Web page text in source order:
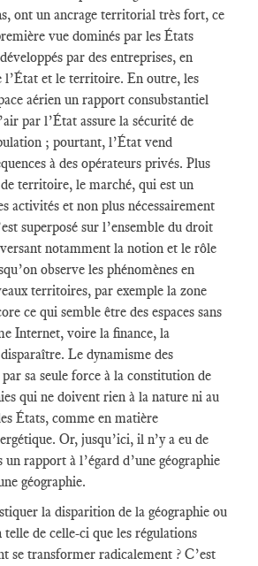
ont un ancrage territorial très fort, ce
vue dominés par les États
par des entreprises, en
l’État et le territoire. En outre, les
aérien un rapport consubstantiel
par l’État assure la sécurité de
; pourtant, l’État vend
à des opérateurs privés. Plus
territoire, le marché, qui est un
activités et non plus nécessairement
superposé sur l’ensemble du droit
notamment la notion et le rôle
observe les phénomènes en
territoires, par exemple la zone
ce qui semble être des espaces sans
Internet, voire la finance, la
Le dynamisme des
sa seule force à la constitution de
qui ne doivent rien à la nature ni au
États, comme en matière
Or, jusqu’ici, il n’y a eu de
rapport à l’égard d’une géographie
géographie.
la disparition de la géographie ou
de celle-ci que les régulations
se transformer radicalement ? C’est